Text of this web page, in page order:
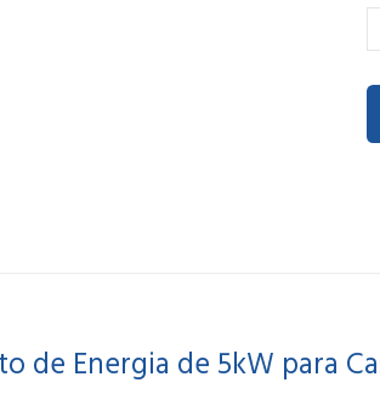
de Energia de 5kW para